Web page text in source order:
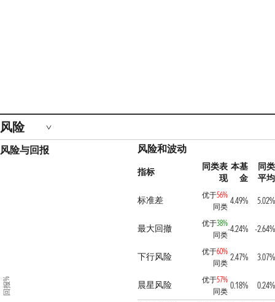
风险
风险与回报
回报%
风险和波动
指标
同类表
现
本基
金
同类
平均
标准差
优于56%
同类
4.49% 5.02%
最大回撤 优于38%
同类
-4.24% -2.64%
下行风险 优于60%
同类
2.47% 3.07%
晨星风险 优于57%
同类
0.18% 0.24%